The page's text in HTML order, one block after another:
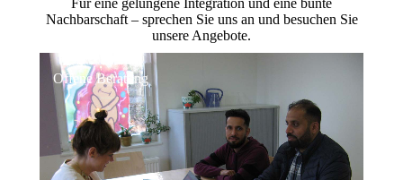
Für eine gelungene Integration und eine bunte
Nachbarschaft – sprechen Sie uns an und besuchen Sie
unsere Angebote.
Offene Beratung